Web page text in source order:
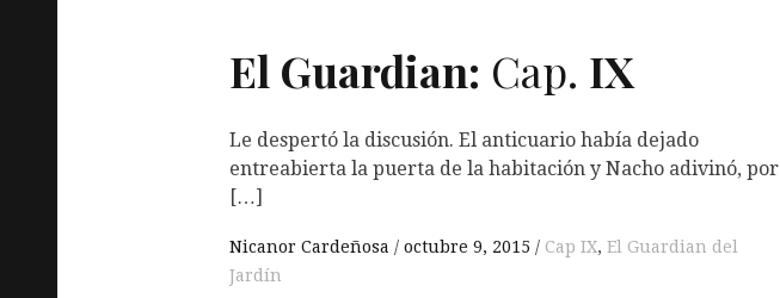
El Guardian: Cap. IX
Le despertó la discusión. El anticuario había dejado
entreabierta la puerta de la habitación y Nacho adivinó, por
[…]
Nicanor Cardeñosa octubre 9, 2015 Cap IX, El Guardian del
Jardín